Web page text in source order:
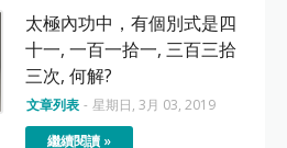
太極內功中，有個別式是四
十一, 一百一拾一, 三百三拾
三次, 何解?
文章列表 - 星期日, 3月 03, 2019
繼續閱讀 »